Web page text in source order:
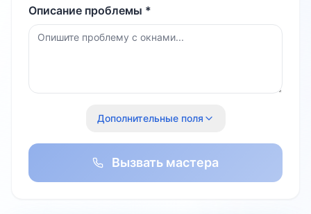
Описание проблемы *
Дополнительные поля
Вызвать мастера